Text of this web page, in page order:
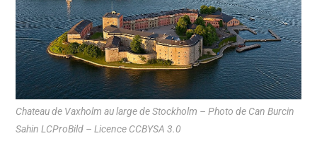
Chateau de Vaxholm au large de Stockholm – Photo de Can Burcin
Sahin LCProBild – Licence CCBYSA 3.0